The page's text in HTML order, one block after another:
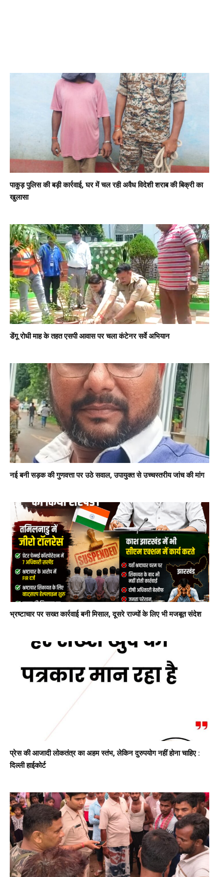
पाकुड़ पुलिस की बड़ी कार्रवाई, घर में चल रही अवैध विदेशी शराब की बिक्री का
खुलासा
डेंगू रोधी माह के तहत एसपी आवास पर चला कंटेनर सर्वे अभियान
नई बनी सड़क की गुणवत्ता पर उठे सवाल, उपायुक्त से उच्चस्तरीय जांच की मांग
भ्रष्टाचार पर सख्त कार्रवाई बनी मिसाल, दूसरे राज्यों के लिए भी मजबूत संदेश
प्रेस की आजादी लोकतंत्र का अहम स्तंभ, लेकिन दुरुपयोग नहीं होना चाहिए :
दिल्ली हाईकोर्ट